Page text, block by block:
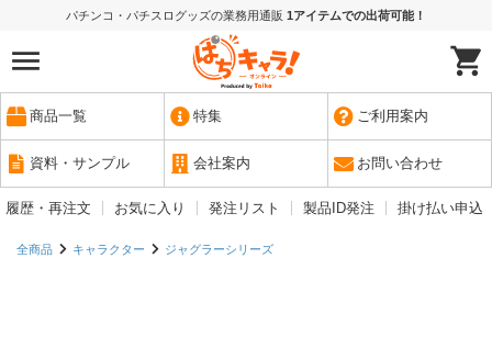
パチンコ・パチスログッズの業務用通販 1アイテムでの出荷可能！
商品一覧 特集 ご利用案内
資料・サンプル 会社案内 お問い合わせ
履歴・再注文 お気に入り 発注リスト 製品ID発注 掛け払い申込
全商品 キャラクター ジャグラーシリーズ